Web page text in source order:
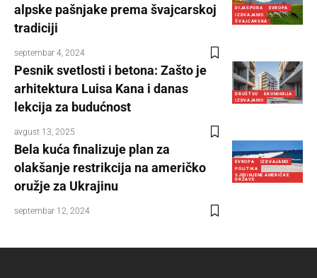
DIJASPORA
EVROPA
IZDVAJAMO
ŠVAJCARSKA
alpske pašnjake prema švajcarskoj
tradiciji
septembar 4, 2024
DRUŠTVO
EKONOMIJA
IZDVAJAMO
Pesnik svetlosti i betona: Zašto je
arhitektura Luisa Kana i danas
lekcija za budućnost
avgust 13, 2025
EVROPA
IZDVAJAMO
POLITIKA
SJEDINJENE AMERIČKE
DRŽAVE
Bela kuća finalizuje plan za
olakšanje restrikcija na američko
oružje za Ukrajinu
septembar 12, 2024